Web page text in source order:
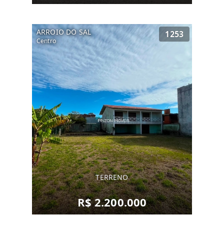
ARROIO DO SAL
Centro
1253
TERRENO
R$ 2.200.000